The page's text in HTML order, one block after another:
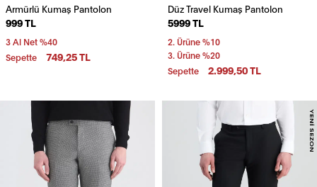
Armürlü Kumaş Pantolon
999 TL
3 Al Net %40
Sepette
749,25 TL
Düz Travel Kumaş Pantolon
5999 TL
2. Ürüne %10
3. Ürüne %20
Sepette
2.999,50 TL